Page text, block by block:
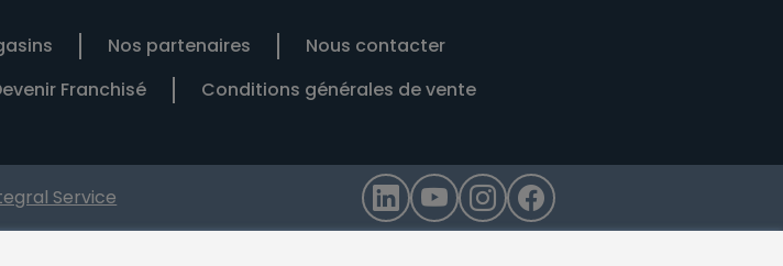
Nos partenaires
Nous contacter
Franchisé Conditions générales de vente
Service